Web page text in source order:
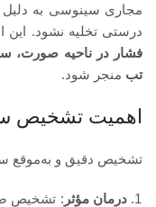
مجاری سینوسی به
درستی تخلیه نشود. این
فشار در ناحیه صورت،
تب منجر شود.
اهمیت تشخیص
تشخیص دقیق و به‌موقع
درمان مؤثر : تشخیص